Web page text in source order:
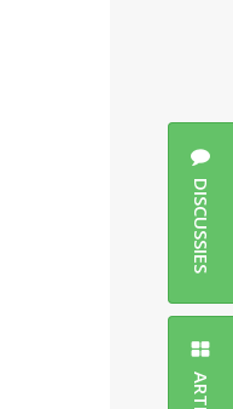
DISCUSSIES